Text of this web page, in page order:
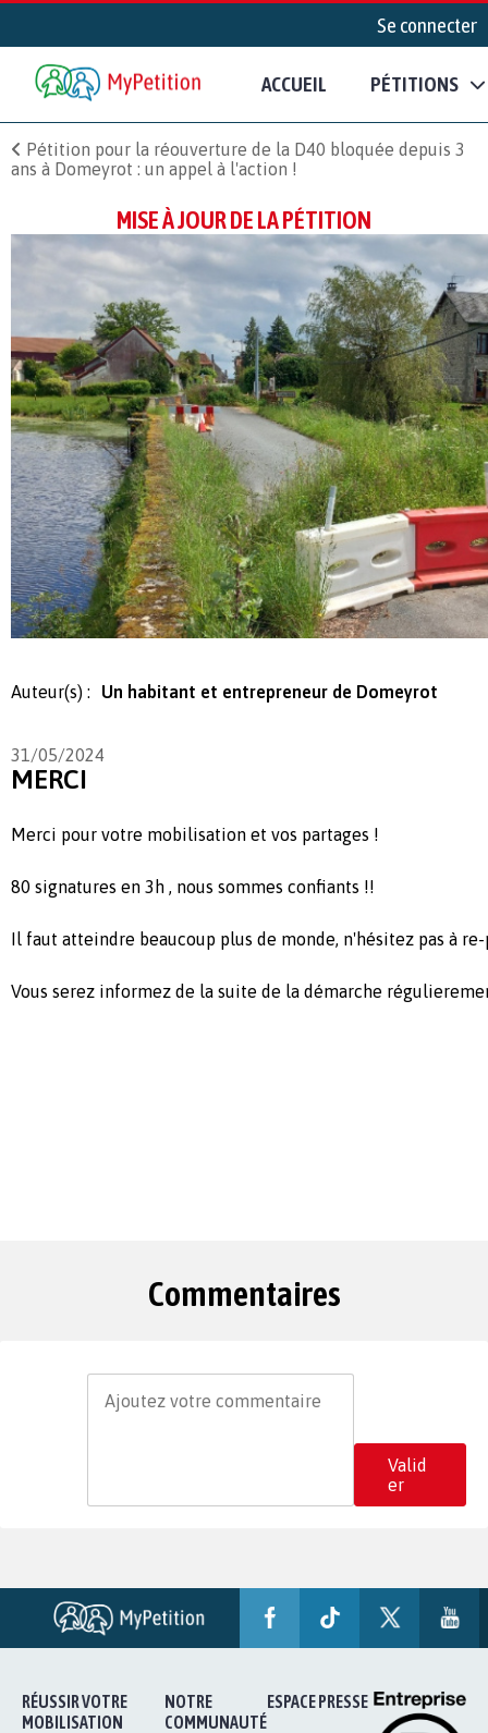
Se connecter
ACCUEIL PÉTITIONS
Pétition pour la réouverture de la D40 bloquée depuis 3
ans à Domeyrot : un appel à l'action !
MISE À JOUR DE LA PÉTITION
Auteur(s) : Un habitant et entrepreneur de Domeyrot
31/05/2024
MERCI
Merci pour votre mobilisation et vos partages !
80 signatures en 3h , nous sommes confiants !!
Il faut atteindre beaucoup plus de monde, n'hésitez pas à
Vous serez informez de la suite de la démarche
Commentaires
Valid
er
RÉUSSIR VOTRE
MOBILISATION
NOTRE
COMMUNAUTÉ
ESPACE PRESSE